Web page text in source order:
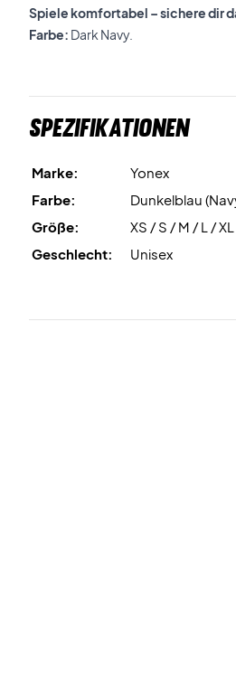
Spiele komfortabel – sichere dir
Farbe: Dark Navy.
Spezifikationen
Marke:
Yonex
Farbe:
Dunkelblau
Größe:
XS / S / M / L / XL
Geschlecht:
Unisex